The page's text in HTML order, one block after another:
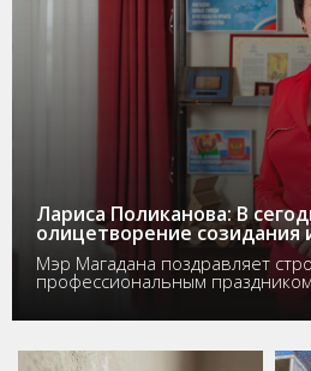
Лариса Поликанова: В
олицетворение созидания
Мэр Магадана поздравляет
профессиональным праздником